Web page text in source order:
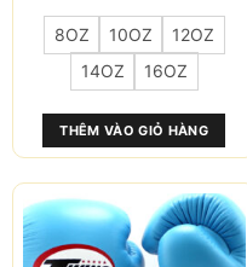
8OZ 10OZ
12OZ
14OZ
16OZ
THÊM VÀO GIỎ HÀNG
nhiều
biến
thể.
Các
tùy
chọn
có
thể
được
chọn
trên